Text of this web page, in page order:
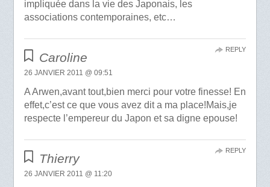
impliquée dans la vie des Japonais, les
associations contemporaines, etc…
Caroline
26 JANVIER 2011 @ 09:51
A Arwen,avant tout,bien merci pour votre finesse! En
effet,c’est ce que vous avez dit a ma place!Mais,je
respecte l’empereur du Japon et sa digne epouse!
REPLY
Thierry
26 JANVIER 2011 @ 11:20
REPLY